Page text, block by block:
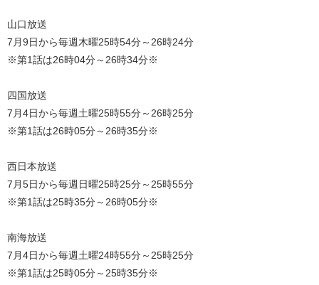
山口放送
7月9日から毎週木曜25時54分～26時24分
※第1話は26時04分～26時34分※
四国放送
7月4日から毎週土曜25時55分～26時25分
※第1話は26時05分～26時35分※
西日本放送
7月5日から毎週日曜25時25分～25時55分
※第1話は25時35分～26時05分※
南海放送
7月4日から毎週土曜24時55分～25時25分
※第1話は25時05分～25時35分※